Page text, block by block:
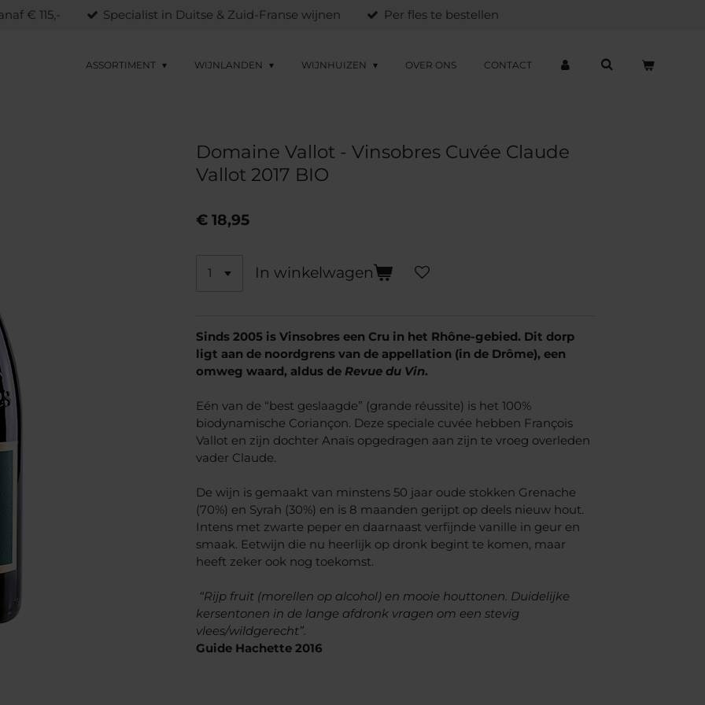
€ 115,- Specialist in Duitse & Zuid-Franse wijnen Per fles te bestellen
ASSORTIMENT WIJNLANDEN WIJNHUIZEN OVER ONS CONTACT
Domaine Vallot - Vinsobres Cuvée Claude
Vallot 2017 BIO
€ 18,95
In winkelwagen
Sinds 2005 is Vinsobres een Cru in het Rhône-gebied. Dit dorp
ligt aan de noordgrens van de appellation (in de Drôme), een
omweg waard, aldus de Revue du Vin.
Eén van de “best geslaagde” (grande réussite) is het 100%
biodynamische Coriançon. Deze speciale cuvée hebben François
Vallot en zijn dochter Anaïs opgedragen aan zijn te vroeg overleden
vader Claude.
De wijn is gemaakt van minstens 50 jaar oude stokken Grenache
(70%) en Syrah (30%) en is 8 maanden gerijpt op deels nieuw hout.
Intens met zwarte peper en daarnaast verfijnde vanille in geur en
smaak. Eetwijn die nu heerlijk op dronk begint te komen, maar
heeft zeker ook nog toekomst.
“Rijp fruit (morellen op alcohol) en mooie houttonen. Duidelijke
kersentonen in de lange afdronk vragen om een stevig
vlees/wildgerecht”.
Guide Hachette 2016